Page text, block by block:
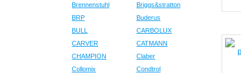
Brennenstuhl
Briggs&stratton
BRP
Buderus
BULL
CARBOLUX
CARVER
CATMANN
CHAMPION
Claber
Collomix
Condtrol